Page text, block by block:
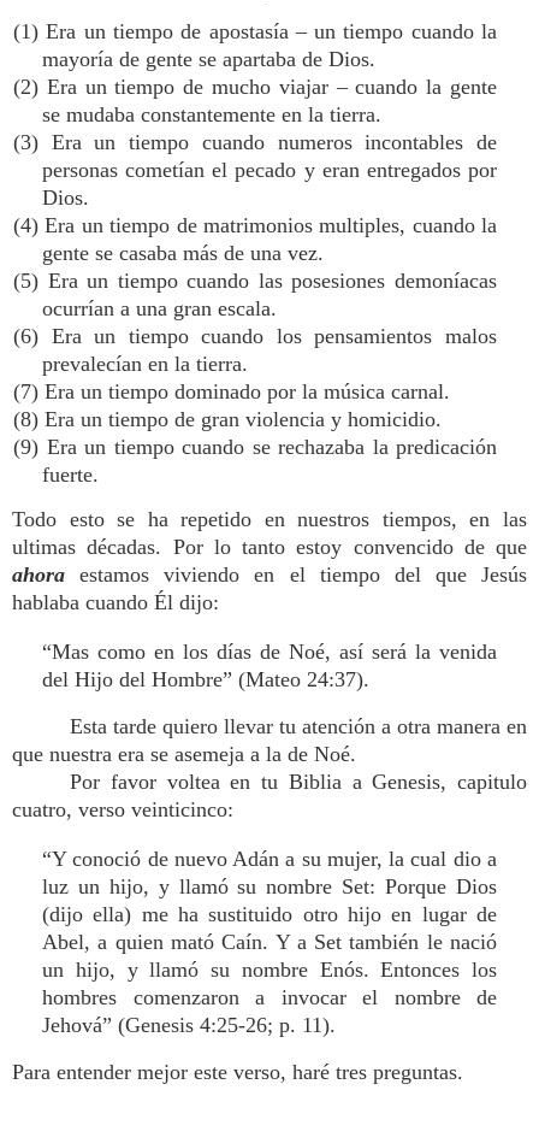
(1) Era un tiempo de apostasía – un tiempo cuando la
mayoría de gente se apartaba de Dios.
(2) Era un tiempo de mucho viajar – cuando la gente
se mudaba constantemente en la tierra.
(3) Era un tiempo cuando numeros incontables de
personas cometían el pecado y eran entregados por
Dios.
(4) Era un tiempo de matrimonios multiples, cuando la
gente se casaba más de una vez.
(5) Era un tiempo cuando las posesiones demoníacas
ocurrían a una gran escala.
(6) Era un tiempo cuando los pensamientos malos
prevalecían en la tierra.
(7) Era un tiempo dominado por la música carnal.
(8) Era un tiempo de gran violencia y homicidio.
(9) Era un tiempo cuando se rechazaba la predicación
fuerte.
Todo esto se ha repetido en nuestros tiempos, en las
ultimas décadas. Por lo tanto estoy convencido de que
ahora estamos viviendo en el tiempo del que Jesús
hablaba cuando Él dijo:
“Mas como en los días de Noé, así será la venida
del Hijo del Hombre” (Mateo 24:37).
Esta tarde quiero llevar tu atención a otra manera en
que nuestra era se asemeja a la de Noé.
Por favor voltea en tu Biblia a Genesis, capitulo
cuatro, verso veinticinco:
“Y conoció de nuevo Adán a su mujer, la cual dio a
luz un hijo, y llamó su nombre Set: Porque Dios
(dijo ella) me ha sustituido otro hijo en lugar de
Abel, a quien mató Caín. Y a Set también le nació
un hijo, y llamó su nombre Enós. Entonces los
hombres comenzaron a invocar el nombre de
Jehová” (Genesis 4:25-26; p. 11).
Para entender mejor este verso, haré tres preguntas.